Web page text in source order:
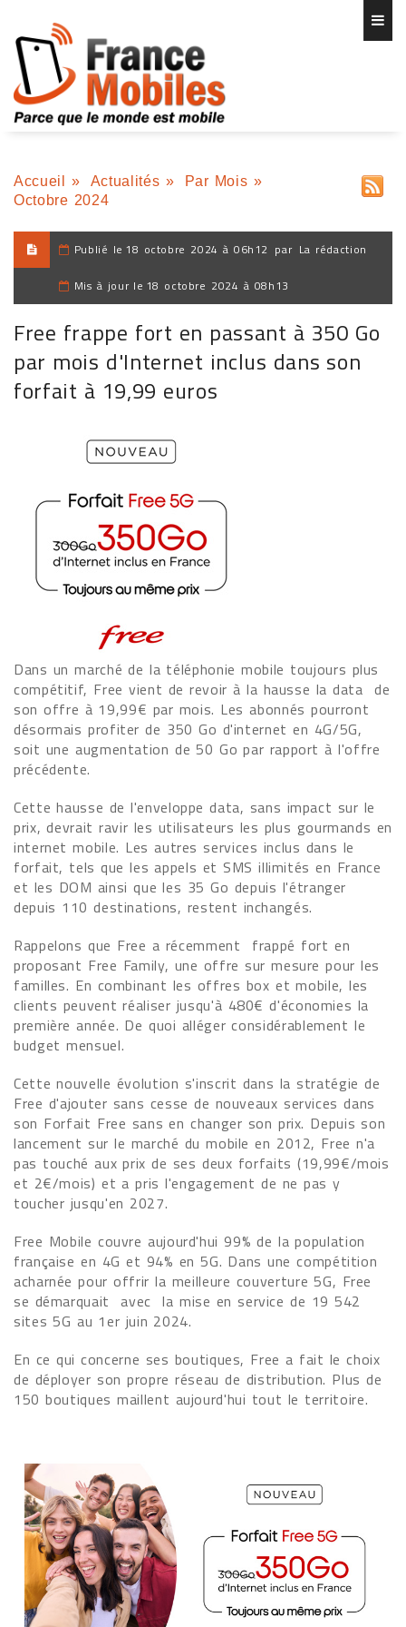
Accueil » Actualités » Par Mois »
Octobre 2024
Publié le 18 octobre 2024 à 06h12 par La rédaction
Mis à jour le 18 octobre 2024 à 08h13
Free frappe fort en passant à 350 Go
par mois d'Internet inclus dans son
forfait à 19,99 euros
Dans un marché de la téléphonie mobile toujours plus
compétitif, Free vient de revoir à la hausse la data de
son offre à 19,99€ par mois. Les abonnés pourront
désormais profiter de 350 Go d'internet en 4G/5G,
soit une augmentation de 50 Go par rapport à l'offre
précédente.
Cette hausse de l'enveloppe data, sans impact sur le
prix, devrait ravir les utilisateurs les plus gourmands en
internet mobile. Les autres services inclus dans le
forfait, tels que les appels et SMS illimités en France
et les DOM ainsi que les 35 Go depuis l'étranger
depuis 110 destinations, restent inchangés.
Rappelons que Free a récemment frappé fort en
proposant Free Family, une offre sur mesure pour les
familles. En combinant les offres box et mobile, les
clients peuvent réaliser jusqu'à 480€ d'économies la
première année. De quoi alléger considérablement le
budget mensuel.
Cette nouvelle évolution s'inscrit dans la stratégie de
Free d'ajouter sans cesse de nouveaux services dans
son Forfait Free sans en changer son prix. Depuis son
lancement sur le marché du mobile en 2012, Free n'a
pas touché aux prix de ses deux forfaits (19,99€/mois
et 2€/mois) et a pris l'engagement de ne pas y
toucher jusqu'en 2027.
Free Mobile couvre aujourd'hui 99% de la population
française en 4G et 94% en 5G. Dans une compétition
acharnée pour offrir la meilleure couverture 5G, Free
se démarquait avec la mise en service de 19 542
sites 5G au 1er juin 2024.
En ce qui concerne ses boutiques, Free a fait le choix
de déployer son propre réseau de distribution. Plus de
150 boutiques maillent aujourd'hui tout le territoire.